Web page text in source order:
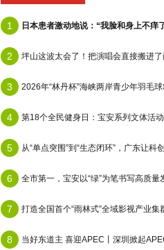
1
2 坪山这波太会了！把演唱会直接搬进了
3 2026年“林丹杯”海峡两岸青少年羽毛
4
5 从“单点突围”到“生态闭环”，广东让科
6 全市第一，宝安以“绿”为笔书写高质量
7
8 当好东道主 喜迎APEC丨深圳掀起